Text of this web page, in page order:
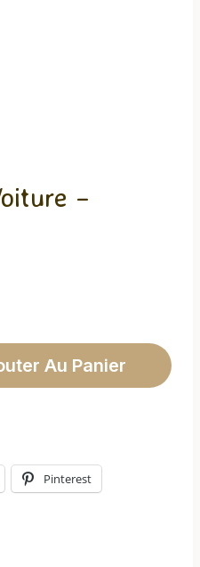
–
Au Panier
Pinterest